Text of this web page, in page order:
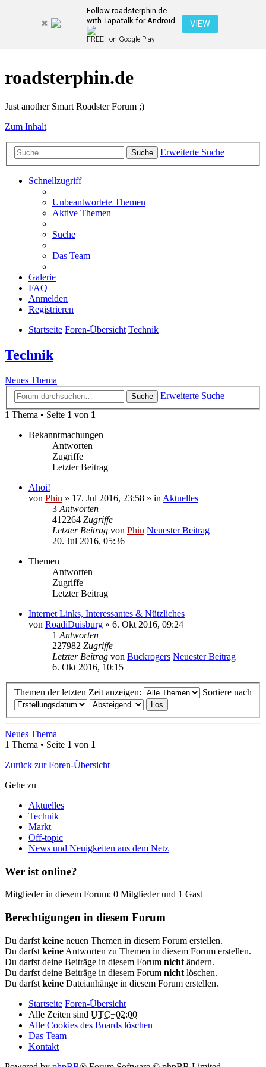
Follow roadsterphin.de
with Tapatalk for Android
FREE - on Google Play
VIEW
roadsterphin.de
Just another Smart Roadster Forum ;)
Zum Inhalt
Suche Erweiterte Suche
Schnellzugriff
Unbeantwortete Themen
Aktive Themen
Suche
Das Team
Galerie
FAQ
Anmelden
Registrieren
Startseite Foren-Übersicht Technik
Technik
Neues Thema
Suche
Erweiterte Suche
1 Thema • Seite 1 von 1
Bekanntmachungen
Antworten
Zugriffe
Letzter Beitrag
Ahoi!
von Phin » 17. Jul 2016, 23:58 » in Aktuelles
3 Antworten
412264 Zugriffe
Letzter Beitrag von Phin Neuester Beitrag
20. Jul 2016, 05:36
Themen
Antworten
Zugriffe
Letzter Beitrag
Internet Links, Interessantes & Nützliches
von RoadiDuisburg » 6. Okt 2016, 09:24
1 Antworten
227982 Zugriffe
Letzter Beitrag von Buckrogers Neuester Beitrag
6. Okt 2016, 10:15
Themen der letzten Zeit anzeigen: Sortiere nach
Neues Thema
1 Thema • Seite 1 von 1
Zurück zur Foren-Übersicht
Gehe zu
Aktuelles
Technik
Markt
Off-topic
News und Neuigkeiten aus dem Netz
Wer ist online?
Mitglieder in diesem Forum: 0 Mitglieder und 1 Gast
Berechtigungen in diesem Forum
Du darfst keine neuen Themen in diesem Forum erstellen.
Du darfst keine Antworten zu Themen in diesem Forum erstellen.
Du darfst deine Beiträge in diesem Forum nicht ändern.
Du darfst deine Beiträge in diesem Forum nicht löschen.
Du darfst keine Dateianhänge in diesem Forum erstellen.
Startseite Foren-Übersicht
Alle Zeiten sind UTC+02:00
Alle Cookies des Boards löschen
Das Team
Kontakt